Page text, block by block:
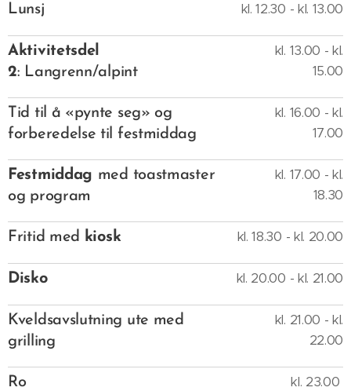
Lunsj kl. 12.30 - kl. 13.00
Aktivitetsdel
2: Langrenn/alpint
kl. 13.00 - kl.
15.00
Tid til å «pynte seg» og
forberedelse til festmiddag
kl. 16.00 - kl.
17.00
Festmiddag med toastmaster
og program
kl. 17.00 - kl.
18.30
Fritid med kiosk kl. 18.30 - kl. 20.00
Disko kl. 20.00 - kl. 21.00
Kveldsavslutning ute med
grilling
kl. 21.00 - kl.
22.00
Ro kl. 23.00